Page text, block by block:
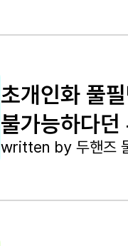
초개인화 풀
불가능하다
written by 두핸즈